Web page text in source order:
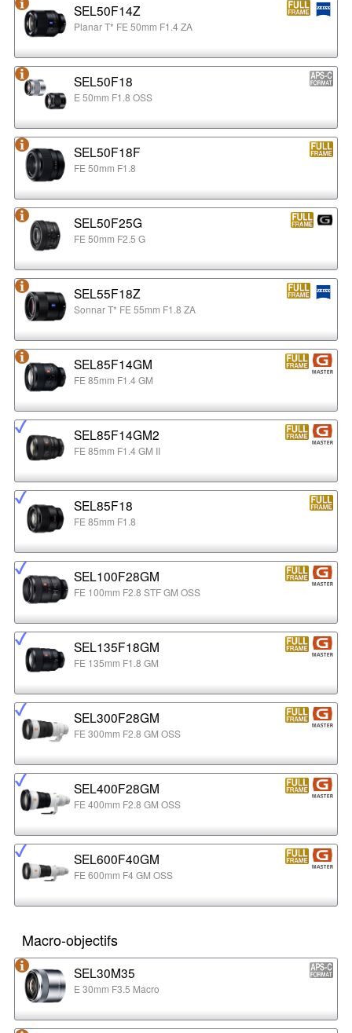
SEL50F14Z
Planar T* FE 50mm F1.4 ZA
SEL50F18
E 50mm F1.8 OSS
SEL50F18F
FE 50mm F1.8
SEL50F25G
FE 50mm F2.5 G
SEL55F18Z
Sonnar T* FE 55mm F1.8 ZA
SEL85F14GM
FE 85mm F1.4 GM
SEL85F14GM2
FE 85mm F1.4 GM II
SEL85F18
FE 85mm F1.8
SEL100F28GM
FE 100mm F2.8 STF GM OSS
SEL135F18GM
FE 135mm F1.8 GM
SEL300F28GM
FE 300mm F2.8 GM OSS
SEL400F28GM
FE 400mm F2.8 GM OSS
SEL600F40GM
FE 600mm F4 GM OSS
Macro-objectifs
SEL30M35
E 30mm F3.5 Macro